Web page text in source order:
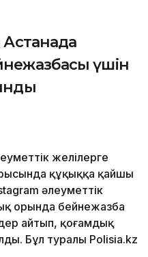
Астанада
үшін
желілерге
құқыққа қайшы
әлеуметтік
орында бейнежазба
айтып, қоғамдық
Бұл туралы Polisia.kz